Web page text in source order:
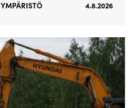
YMPÄRISTÖ 4.8.2026